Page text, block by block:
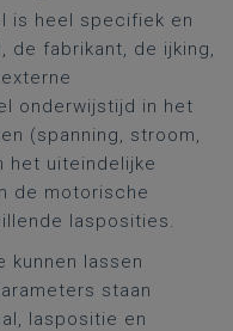
is heel specifiek en
de fabrikant, de ijking,
onderwijstijd in het
(spanning, stroom,
het uiteindelijke
de motorische
lasposities.
kunnen lassen
staan
laspositie en